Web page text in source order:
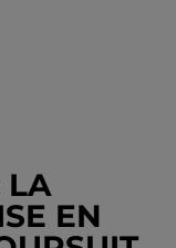
LA
EN